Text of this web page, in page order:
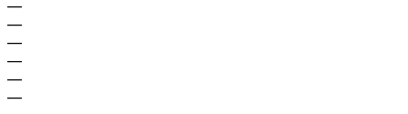
—
—
—
—
—
—